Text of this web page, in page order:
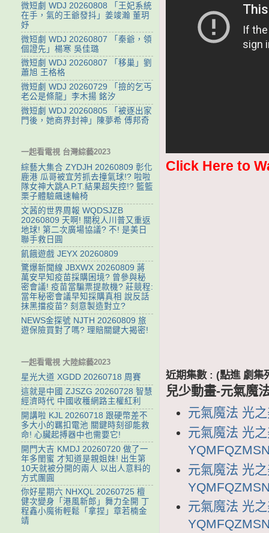
Click Here to
近期集數 : (點進 劇集
兒少動畫-元氣魔
元氣魔法 光
元氣魔法 光
元氣魔法 光
元氣魔法 光
微短劇 WDJ 20260808 「王妃系統
在手，氣的王爺發抖」姜竣瀚 董玥
妤
微短劇 WDJ 20260807 「秦爺，領
個證先」楊寒 吳佳璐
微短劇 WDJ 20260807 「移巢」劉
蕭旭 王格格
微短劇 WDJ 20260729 「撿的乞丐
老公是條龍」李木揚 銘汐
微短劇 WDJ 20260805 「被逐出家
門後，她商界封神」陳夢希 傅邦奇
一起看電視 台灣綜藝2023
綜藝大集合 ZYDJH 20260809 彰化
鹿港 瓜哥被宜芳抓去撞氣球!? 啦啦
隊女神大跳A.P.T.結果超失控!? 籃籃
栗子體驗飆速輪椅
文茜的世界周報 WQDSJZB
20260809 天啊! 關稅人川普又重返
地球! 第二次廣場協議? 不! 是美日
聯手救日圓
飢餓遊戲 JEYX 20260809
驚爆新聞線 JBXWX 20260809 蔣
萬安早知疫苗採購困境? 曾參與秘
密會議! 疫苗當騙票提款機? 莊競程:
當年秘密會議早知採購真相 說反話
抹黑擋疫苗? 刻意製造對立?
NEWS金探號 NJTH 20260809 旅
遊保險買對了嗎? 理賠關鍵大揭密!
一起看電視 大陸綜藝2023
星光大道 XGDD 20260718 周賽
這就是中國 ZJSZG 20260728 智慧
經濟時代 中國收穫網路主權紅利
開講啦 KJL 20260718 跟硬幣差不
多大小的羈扣電池 關鍵時刻卻能救
命! 心臟起搏器中也需要它!
開門大吉 KMDJ 20260720 做了一
年多閨蜜 才知道是親姐妹! 出生第
10天就被分開的兩人 以出人意料的
方式團圓
你好星期六 NHXQL 20260725 檀
健次變身「港風新郎」舞力全開 丁
程鑫小魔術輕鬆「拿捏」章若楠金
靖